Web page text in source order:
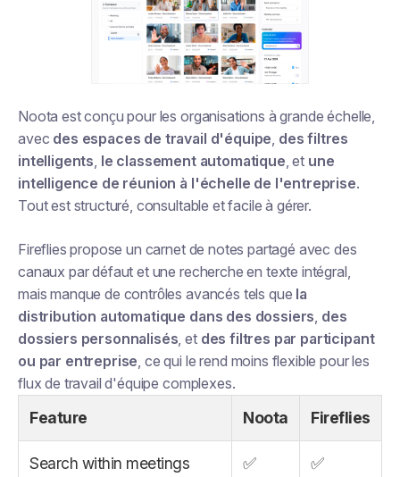
Noota est conçu pour les organisations à grande échelle,
avec des espaces de travail d'équipe des filtres
intelligents le classement automatique , et une
intelligence de réunion à l'échelle de l'entreprise.
Tout est structuré, consultable et facile à gérer.
Fireflies propose un carnet de notes partagé avec des
canaux par défaut et une recherche en texte intégral,
mais manque de contrôles avancés tels que la
distribution automatique dans des dossiers des
dossiers personnalisés , et des filtres par participant
ou par entreprise , ce qui le rend moins flexible pour les
flux de travail d'équipe complexes.
Feature Noota Fireflies
Search within meetings ✅ ✅